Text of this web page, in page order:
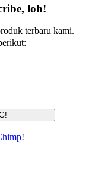
loh!
terbaru kami.
!